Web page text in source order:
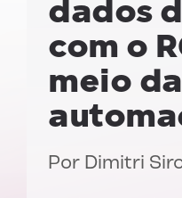
dados
com o
meio da
Por Dimitri